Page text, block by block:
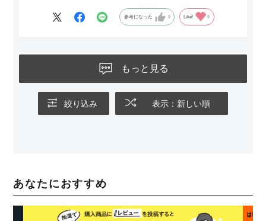
参考になった 0 Like! 0
もっと見る
絞り込み 表示：新しい順
あなたにおすすめ